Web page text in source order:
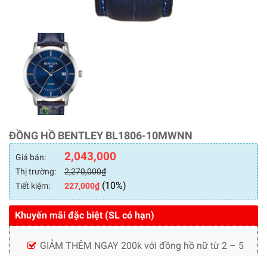
ĐỒNG HỒ BENTLEY BL1806-10MWNN
Giá bán: 2,043,000
Thị trường: 2,270,000₫
Tiết kiệm:
227,000₫(10%)
Khuyến mãi đặc biệt (SL có hạn)
GIẢM THÊM NGAY 200k với đồng hồ nữ từ 2 – 5